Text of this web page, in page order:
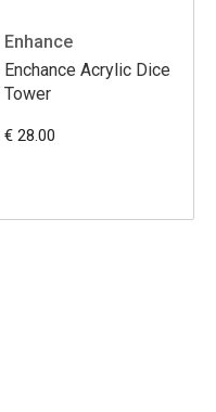
Enhance
Enchance Acrylic Dice
Tower
€ 28.00